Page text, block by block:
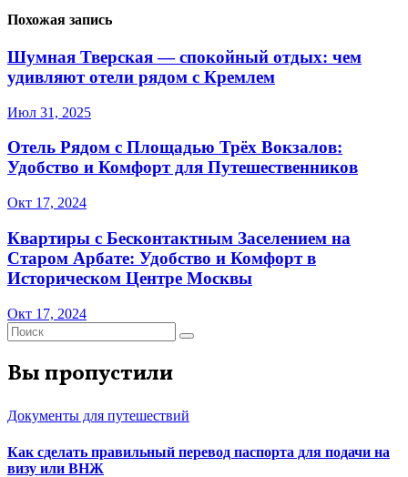
Похожая запись
Шумная Тверская — спокойный отдых: чем
удивляют отели рядом с Кремлем
Июл 31, 2025
Отель Рядом с Площадью Трёх Вокзалов:
Удобство и Комфорт для Путешественников
Окт 17, 2024
Квартиры с Бесконтактным Заселением на
Старом Арбате: Удобство и Комфорт в
Историческом Центре Москвы
Окт 17, 2024
Вы пропустили
Документы для путешествий
Как сделать правильный перевод паспорта для подачи на
визу или ВНЖ